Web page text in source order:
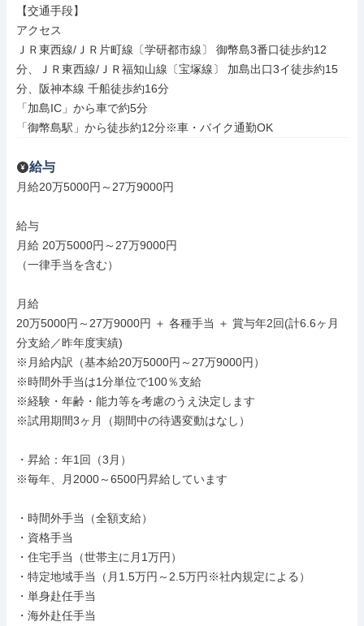
【交通手段】
アクセス
ＪＲ東西線/ＪＲ片町線〔学研都市線〕 御幣島3番口徒歩約12
分、ＪＲ東西線/ＪＲ福知山線〔宝塚線〕 加島出口3イ徒歩約15
分、阪神本線 千船徒歩約16分
「加島IC」から車で約5分
「御幣島駅」から徒歩約12分※車・バイク通勤OK
給与
月給20万5000円～27万9000円
給与
月給 20万5000円～27万9000円
（一律手当を含む）
月給
20万5000円～27万9000円 ＋ 各種手当 ＋ 賞与年2回(計6.6ヶ月
分支給／昨年度実績)
※月給内訳（基本給20万5000円～27万9000円）
※時間外手当は1分単位で100％支給
※経験・年齢・能力等を考慮のうえ決定します
※試用期間3ヶ月（期間中の待遇変動はなし）
・昇給：年1回（3月）
※毎年、月2000～6500円昇給しています
・時間外手当（全額支給）
・資格手当
・住宅手当（世帯主に月1万円）
・特定地域手当（月1.5万円～2.5万円※社内規定による）
・単身赴任手当
・海外赴任手当